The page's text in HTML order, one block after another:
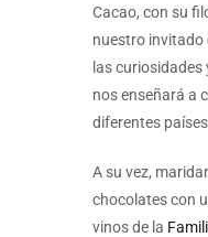
Cacao, con su
nuestro invitado
las
nos enseñará a
diferentes
A su vez,
chocolates con
vinos de la